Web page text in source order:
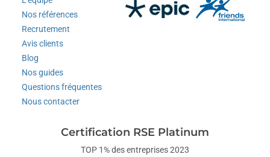
Nos références
Recrutement
Avis clients
Blog
Nos guides
Questions fréquentes
Nous contacter
Certification RSE Platinum
TOP 1% des entreprises 2023